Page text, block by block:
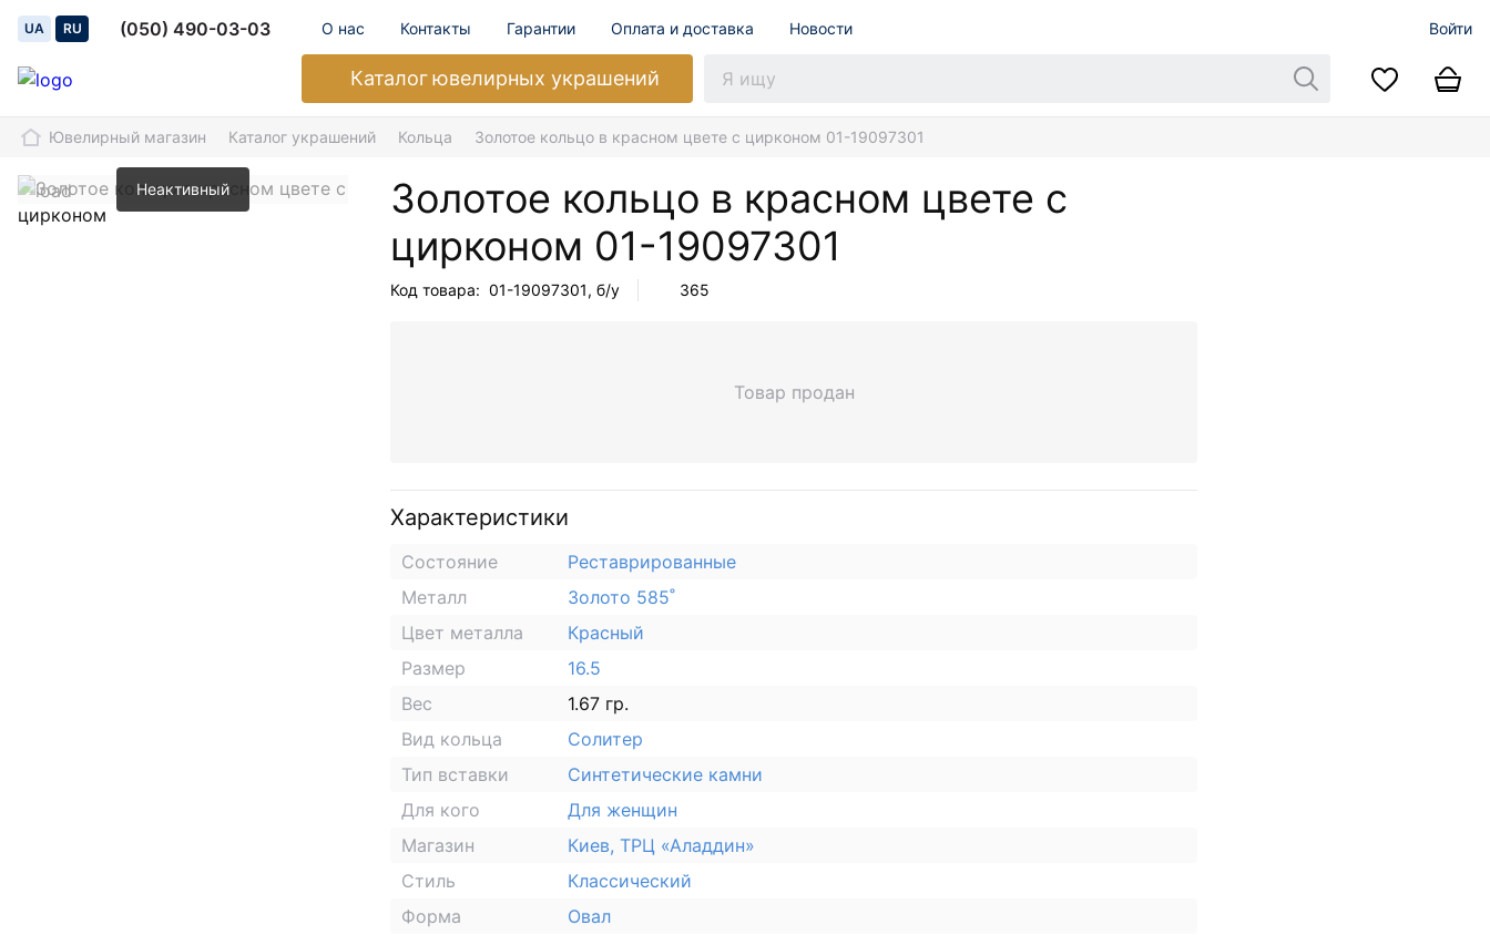
UA RU (050) 490-03-03 О нас Контакты Гарантии Оплата и доставка Новости Войти
Каталогювелирных украшений
Ювелирный магазин Каталог украшений Кольца Золотое кольцо в красном цвете с цирконом 01-19097301
Неактивный
Золотое кольцо в красном цвете с
цирконом 01-19097301
Код товара: 01-19097301, б/у 365
Товар продан
Характеристики
Состояние
Реставрированные
Металл
Золото 585˚
Цвет металла
Красный
Размер
16.5
Вес
1.67 гр.
Вид кольца
Солитер
Тип вставки
Синтетические камни
Для кого
Для женщин
Магазин
Киев, ТРЦ «Аладдин»
Стиль
Классический
Форма
Овал